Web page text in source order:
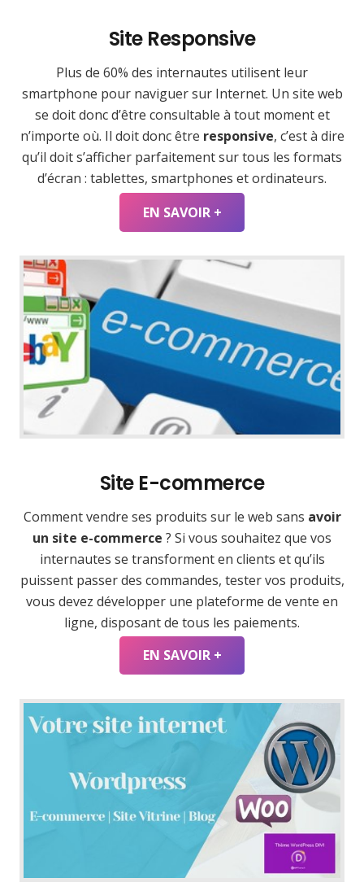
Site Responsive
Plus de 60% des internautes utilisent leur
smartphone pour naviguer sur Internet. Un site web
se doit donc d’être consultable à tout moment et
n’importe où. Il doit donc être responsive, c’est à dire
qu’il doit s’afficher parfaitement sur tous les formats
d’écran : tablettes, smartphones et ordinateurs.
EN SAVOIR +
Site E-commerce
Comment vendre ses produits sur le web sans avoir
un site e-commerce ? Si vous souhaitez que vos
internautes se transforment en clients et qu’ils
puissent passer des commandes, tester vos produits,
vous devez développer une plateforme de vente en
ligne, disposant de tous les paiements.
EN SAVOIR +